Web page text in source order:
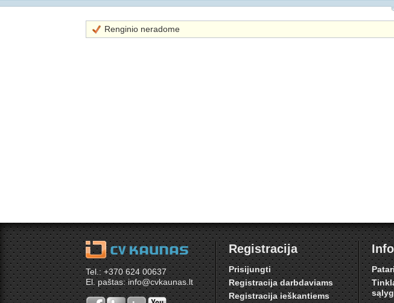
Renginio neradome
Tel.: +370 624 00637
El. paštas: info@cvkaunas.lt
Registracija
Prisijungti
Registracija darbdaviams
Registracija ieškantiems